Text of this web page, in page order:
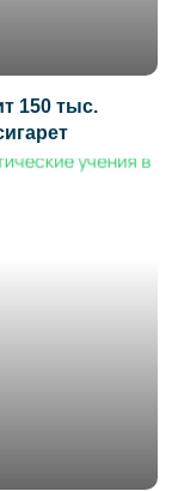
150 тыс.